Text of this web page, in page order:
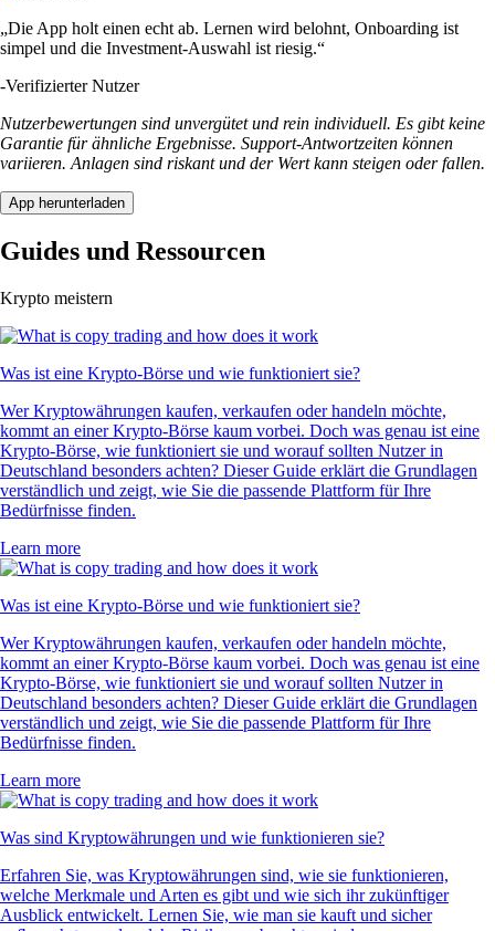
„Die App holt einen echt ab. Lernen wird belohnt, Onboarding ist
simpel und die Investment-Auswahl ist riesig.“
-Verifizierter Nutzer
Nutzerbewertungen sind unvergütet und rein individuell. Es gibt keine
Garantie für ähnliche Ergebnisse. Support-Antwortzeiten können
variieren. Anlagen sind riskant und der Wert kann steigen oder fallen.
App herunterladen
Guides und Ressourcen
Krypto meistern
Was ist eine Krypto-Börse und wie funktioniert sie?
Wer Kryptowährungen kaufen, verkaufen oder handeln möchte,
kommt an einer Krypto-Börse kaum vorbei. Doch was genau ist eine
Krypto-Börse, wie funktioniert sie und worauf sollten Nutzer in
Deutschland besonders achten? Dieser Guide erklärt die Grundlagen
verständlich und zeigt, wie Sie die passende Plattform für Ihre
Bedürfnisse finden.
Learn more
Was ist eine Krypto-Börse und wie funktioniert sie?
Wer Kryptowährungen kaufen, verkaufen oder handeln möchte,
kommt an einer Krypto-Börse kaum vorbei. Doch was genau ist eine
Krypto-Börse, wie funktioniert sie und worauf sollten Nutzer in
Deutschland besonders achten? Dieser Guide erklärt die Grundlagen
verständlich und zeigt, wie Sie die passende Plattform für Ihre
Bedürfnisse finden.
Learn more
Was sind Kryptowährungen und wie funktionieren sie?
Erfahren Sie, was Kryptowährungen sind, wie sie funktionieren,
welche Merkmale und Arten es gibt und wie sich ihr zukünftiger
Ausblick entwickelt. Lernen Sie, wie man sie kauft und sicher